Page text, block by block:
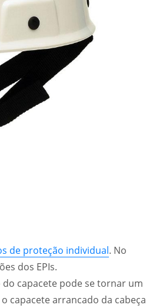
de proteção individual. No
dos EPIs.
capacete pode se tornar um
capacete arrancado da cabeça